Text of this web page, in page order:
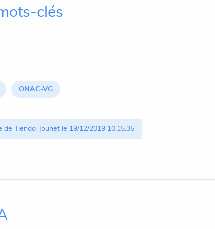
clés
ONAC-VG
de Tienda-Jouhet le 19/12/2019 10:15:35